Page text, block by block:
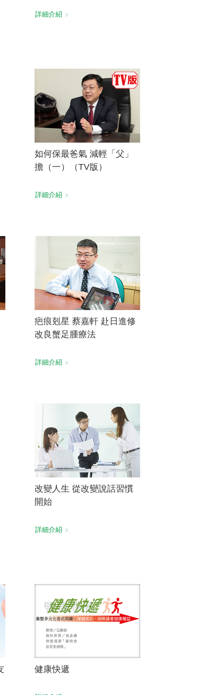
詳細介紹
如何保最爸氣 減輕「父」
擔（一）（TV版）
詳細介紹
疤痕剋星 蔡嘉軒 赴日進修
改良蟹足腫療法
詳細介紹
改變人生 從改變說話習慣
開始
詳細介紹
健康快遞